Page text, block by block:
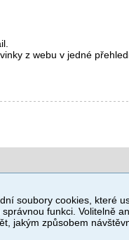
z webu v jedné
soubory cookies, které
funkci. Volitelně
jakým způsobem